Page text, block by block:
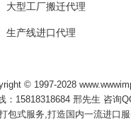
大型工厂搬迁代理
生产线进口代理
© 1997-2028
：15818318684 邢先生 咨询
包式服务,打造国内一流进口